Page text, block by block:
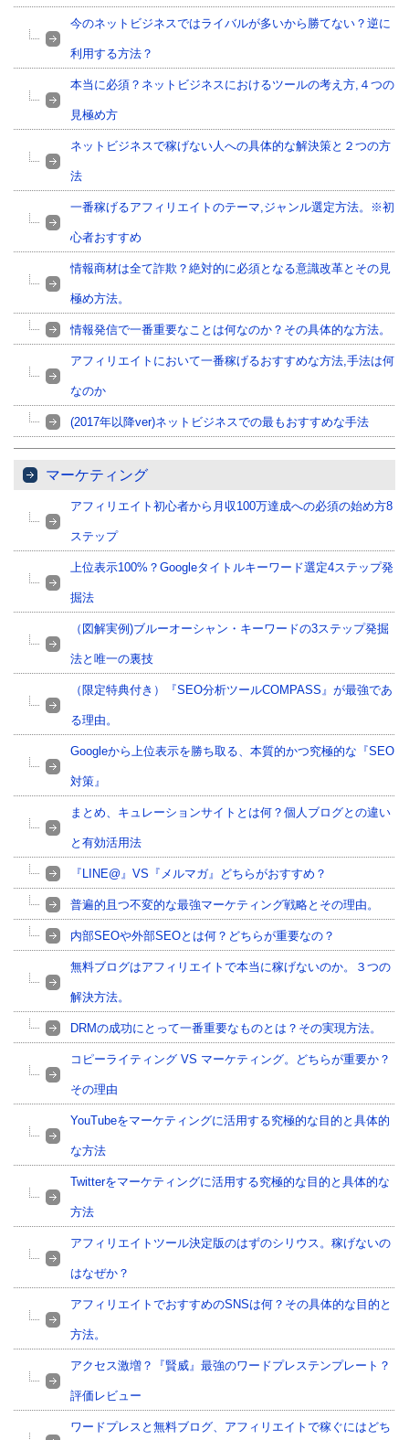
今のネットビジネスではライバルが多いから勝てない？逆に
利用する方法？
本当に必須？ネットビジネスにおけるツールの考え方,４つの
見極め方
ネットビジネスで稼げない人への具体的な解決策と２つの方
法
一番稼げるアフィリエイトのテーマ,ジャンル選定方法。※初
心者おすすめ
情報商材は全て詐欺？絶対的に必須となる意識改革とその見
極め方法。
情報発信で一番重要なことは何なのか？その具体的な方法。
アフィリエイトにおいて一番稼げるおすすめな方法,手法は何
なのか
(2017年以降ver)ネットビジネスでの最もおすすめな手法
マーケティング
アフィリエイト初心者から月収100万達成への必須の始め方8
ステップ
上位表示100%？Googleタイトルキーワード選定4ステップ発
掘法
（図解実例)ブルーオーシャン・キーワードの3ステップ発掘
法と唯一の裏技
（限定特典付き）『SEO分析ツールCOMPASS』が最強であ
る理由。
Googleから上位表示を勝ち取る、本質的かつ究極的な『SEO
対策』
まとめ、キュレーションサイトとは何？個人ブログとの違い
と有効活用法
『LINE@』VS『メルマガ』どちらがおすすめ？
普遍的且つ不変的な最強マーケティング戦略とその理由。
内部SEOや外部SEOとは何？どちらが重要なの？
無料ブログはアフィリエイトで本当に稼げないのか。３つの
解決方法。
DRMの成功にとって一番重要なものとは？その実現方法。
コピーライティング VS マーケティング。どちらが重要か？
その理由
YouTubeをマーケティングに活用する究極的な目的と具体的
な方法
Twitterをマーケティングに活用する究極的な目的と具体的な
方法
アフィリエイトツール決定版のはずのシリウス。稼げないの
はなぜか？
アフィリエイトでおすすめのSNSは何？その具体的な目的と
方法。
アクセス激増？『賢威』最強のワードプレステンプレート？
評価レビュー
ワードプレスと無料ブログ、アフィリエイトで稼ぐにはどち